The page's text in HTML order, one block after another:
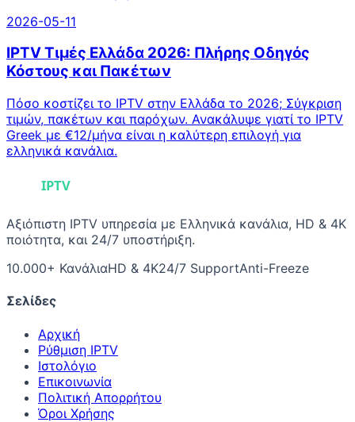
2026-05-11
IPTV Τιμές Ελλάδα 2026: Πλήρης Οδηγός
Κόστους και Πακέτων
Πόσο κοστίζει το IPTV στην Ελλάδα το 2026; Σύγκριση
τιμών, πακέτων και παρόχων. Ανακάλυψε γιατί το IPTV
Greek με €12/μήνα είναι η καλύτερη επιλογή για
ελληνικά κανάλια.
Αξιόπιστη IPTV υπηρεσία με Ελληνικά κανάλια, HD & 4K
ποιότητα, και 24/7 υποστήριξη.
10.000+ ΚανάλιαHD & 4K24/7 SupportAnti-Freeze
Σελίδες
Αρχική
Ρύθμιση IPTV
Ιστολόγιο
Επικοινωνία
Πολιτική Απορρήτου
Όροι Χρήσης